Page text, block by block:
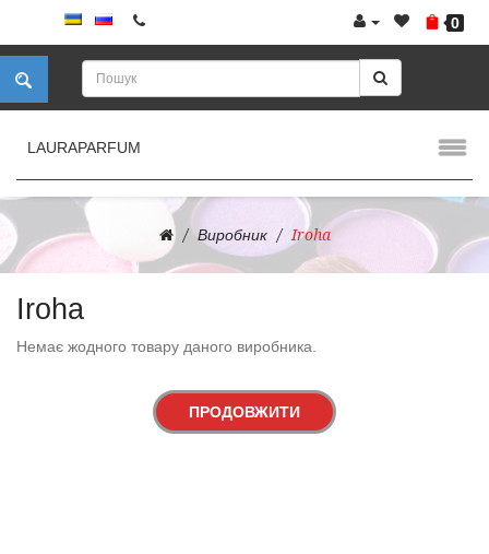
0
LAURAPARFUM
Виробник Iroha
Iroha
Немає жодного товару даного виробника.
ПРОДОВЖИТИ